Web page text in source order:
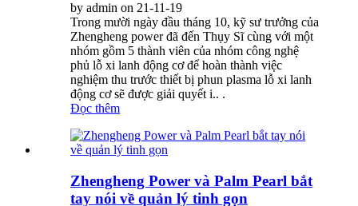
by admin on 21-11-19
Trong mười ngày đầu tháng 10, kỹ sư trưởng của
Zhengheng power đã đến Thụy Sĩ cùng với một
nhóm gồm 5 thành viên của nhóm công nghệ
phủ lỗ xi ​​lanh động cơ để hoàn thành việc
nghiệm thu trước thiết bị phun plasma lỗ xi ​​lanh
động cơ sẽ được giải quyết i.. .
Đọc thêm
Zhengheng Power và Palm Pearl bắt
tay nói về quản lý tinh gọn